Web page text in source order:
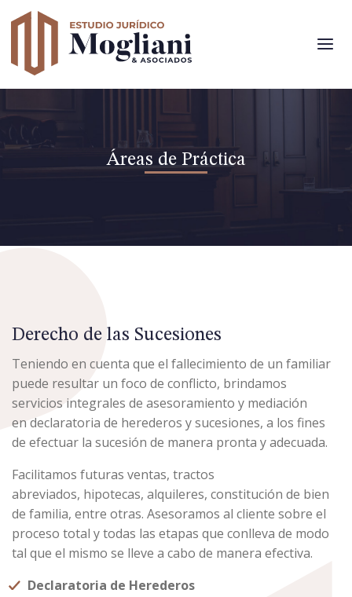
Estudio Jurídico Mogliani
Áreas de Práctica
Derecho de las Sucesiones
Teniendo en cuenta que el fallecimiento de un familiar
puede resultar un foco de conflicto, brindamos
servicios integrales de asesoramiento y mediación
en declaratoria de herederos y sucesiones, a los fines
de efectuar la sucesión de manera pronta y adecuada.
Facilitamos futuras ventas, tractos
abreviados, hipotecas, alquileres, constitución de bien
de familia, entre otras. Asesoramos al cliente sobre el
proceso total y todas las etapas que conlleva de modo
tal que el mismo se lleve a cabo de manera efectiva.
Declaratoria de Herederos